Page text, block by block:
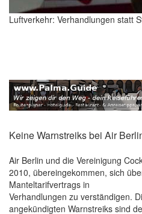
Luftverkehr: Verhandlungen statt
Keine Warnstreiks bei Air
Air Berlin und die Vereinigung
2010, übereingekommen, sich
Manteltarifvertrags in
Verhandlungen zu verständigen.
angekündigten Warnstreiks sind